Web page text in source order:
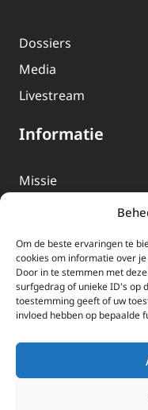
Om de beste ervaringen te
cookies om informatie over
Door in te stemmen met
surfgedrag of unieke ID's op
toestemming geeft of uw
invloed hebben op bepaalde
Dossiers
Media
Livestream
Informatie
Missie
EWTN-Team
Organisatiegegevens
Doneren
EWTN wordt
Wij ontvangen bewust